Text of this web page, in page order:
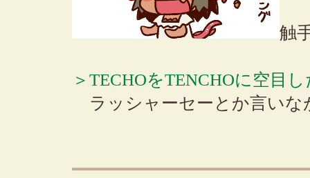
触
＞TECHOをTENCHOに空目
ラッシャーセーとか言いな